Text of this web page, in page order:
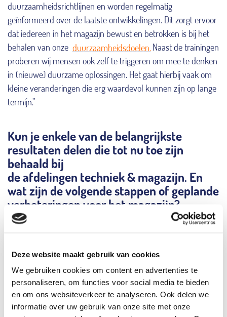
Deze website maakt gebruik van cookies
We gebruiken cookies om content en advertenties te
personaliseren, om functies voor social media te bieden
en om ons websiteverkeer te analyseren. Ook delen we
informatie over uw gebruik van onze site met onze
duurzaamheidsrichtlijnen en worden regelmatig
geïnformeerd over de laatste ontwikkelingen. Dit zorgt ervoor
dat iedereen in het magazijn bewust en betrokken is bij het
behalen van onze duurzaamheidsdoelen. Naast de trainingen
proberen wij mensen ook zelf te triggeren om mee te denken
in (nieuwe) duurzame oplossingen. Het gaat hierbij vaak om
kleine veranderingen die erg waardevol kunnen zijn op lange
termijn.”
Kun je enkele van de belangrijkste
resultaten delen die tot nu toe zijn
behaald bij
de afdelingen techniek & magazijn. En
wat zijn de volgende stappen of geplande
verbeteringen voor het magazijn?
“Een van de belangrijkste stappen die we gemaakt hebben is
geldt dit ook voor de afdelingen Techniek en Reiniging &
Desinfectie. Waarom is dit zo belangrijk? Omdat een goede
structuur nodig is voor de implementatie van het nieuwe
WMS-systeem (Warehouse Management-systeem). Hierin
gaan we binnenkort de eerste stappen zetten in combinatie